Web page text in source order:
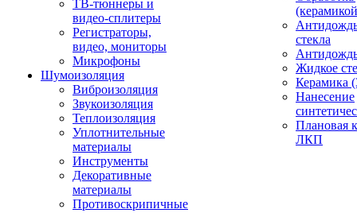
ТВ-тюннеры и
видео-сплитеры
Регистраторы,
видео, мониторы
Микрофоны
Шумоизоляция
Виброизоляция
Звукоизоляция
Теплоизоляция
Уплотнительные
материалы
Инструменты
Декоративные
материалы
Противоскрипичные
стекла
Жидкое
Керамика
Нанесение
Плановая
ЛКП